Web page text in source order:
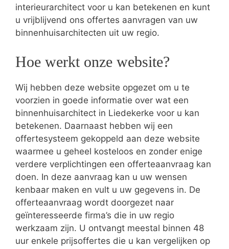
interieurarchitect voor u kan betekenen en kunt
u vrijblijvend ons offertes aanvragen van uw
binnenhuisarchitecten uit uw regio.
Hoe werkt onze website?
Wij hebben deze website opgezet om u te
voorzien in goede informatie over wat een
binnenhuisarchitect in Liedekerke voor u kan
betekenen. Daarnaast hebben wij een
offertesysteem gekoppeld aan deze website
waarmee u geheel kosteloos en zonder enige
verdere verplichtingen een offerteaanvraag kan
doen. In deze aanvraag kan u uw wensen
kenbaar maken en vult u uw gegevens in. De
offerteaanvraag wordt doorgezet naar
geïnteresseerde firma’s die in uw regio
werkzaam zijn. U ontvangt meestal binnen 48
uur enkele prijsoffertes die u kan vergelijken op